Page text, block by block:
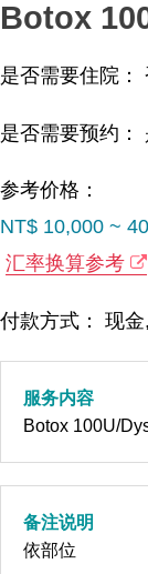
Botox
是否需要住院：
是否需要预约：
参考价格：
NT$ 10,000 ~
汇率换算参考
付款方式： 现
服务内容
Botox 100U/
备注说明
依部位